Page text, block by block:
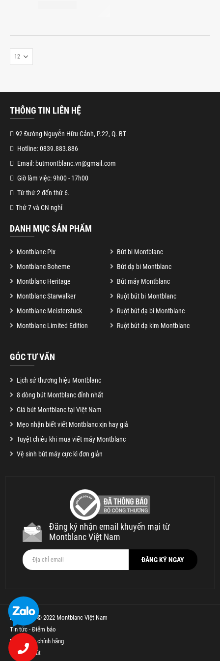
THÔNG TIN LIÊN HỆ
92 Đường Nguyễn Hữu Cảnh, P.22, Q. BT
Hotline: 0839.883.886
Email: butmontblanc.vn@gmail.com
Giờ làm việc: 9h00 - 17h00
Từ thứ 2 đến thứ 6.
Thứ 7 và CN nghỉ
DANH MỤC SẢN PHẨM
Montblanc Pix
Bút bi Montblanc
Montblanc Boheme
Bút dạ bi Montblanc
Montblanc Heritage
Bút máy Montblanc
Montblanc Starwalker
Ruột bút bi Montblanc
Montblanc Meisterstuck
Ruột bút dạ bi Montblanc
Montblanc Limited Edition
Ruột bút dạ kim Montblanc
GÓC TƯ VẤN
Lịch sử thương hiệu Montblanc
8 dòng bút Montblanc đỉnh nhất
Giá bút Montblanc tại Việt Nam
Mẹo nhận biết viết Montblanc xịn hay giả
Tuyệt chiêu khi mua viết máy Montblanc
Vệ sinh bút máy cực kì đơn giản
Đăng ký nhận email khuyến mại từ
Montblanc Việt Nam
Bản quyền © 2022 Montblanc Việt Nam
Tin tức - Điểm báo
Bút Parker chính hãng
Thế Giới Bút